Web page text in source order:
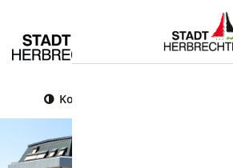
Kontrast